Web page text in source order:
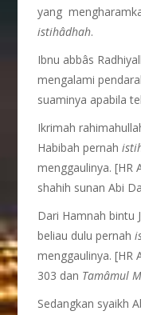
yang
istihâdhah.
Ibnu abbâs
mengalami
suaminya apabila
Ikrimah
Habibah pernah
menggaulinya. [HR
shahih sunan Abi
Dari Hamnah bintu
beliau dulu pernah
menggaulinya. [HR
303 dan Tamâmul
Sedangkan syaikh